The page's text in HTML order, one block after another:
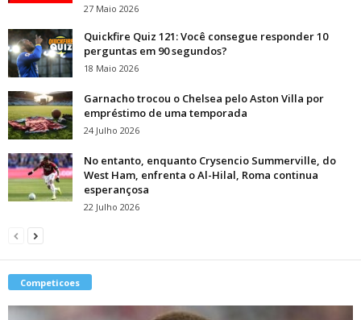
27 Maio 2026
Quickfire Quiz 121: Você consegue responder 10
perguntas em 90 segundos?
18 Maio 2026
Garnacho trocou o Chelsea pelo Aston Villa por
empréstimo de uma temporada
24 Julho 2026
No entanto, enquanto Crysencio Summerville, do
West Ham, enfrenta o Al-Hilal, Roma continua
esperançosa
22 Julho 2026
Competicoes